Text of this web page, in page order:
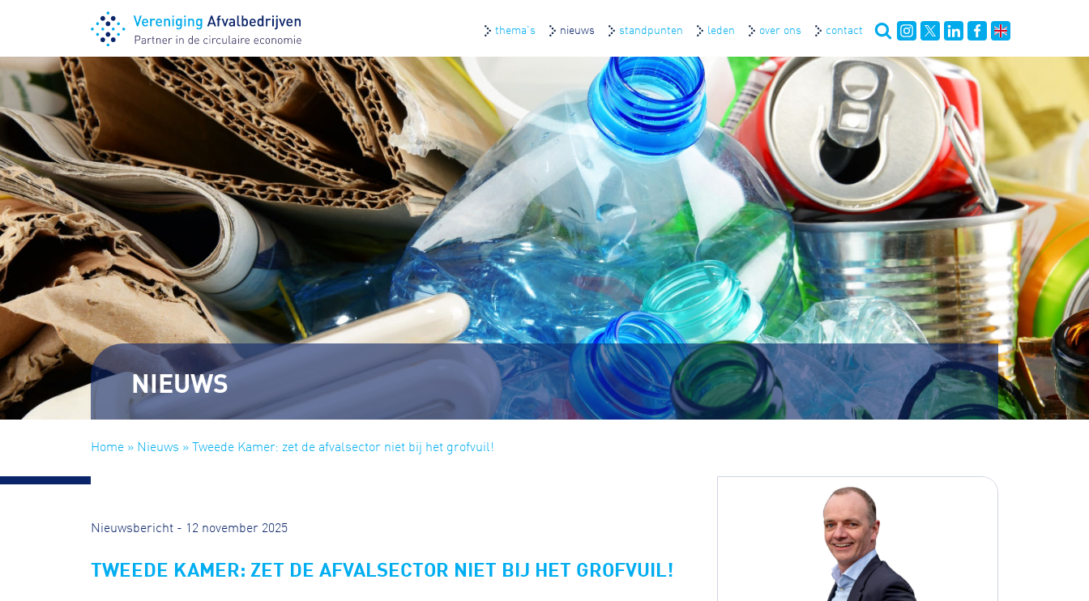
thema's nieuws standpunten leden over ons contact
NIEUWS
Home » Nieuws » Tweede Kamer: zet de afvalsector niet bij het grofvuil!
Nieuwsbericht - 12 november 2025
TWEEDE KAMER: ZET DE AFVALSECTOR NIET BIJ HET GROFVUIL!